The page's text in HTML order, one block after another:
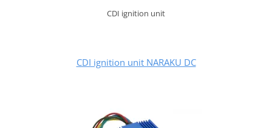
CDI ignition unit
CDI ignition unit NARAKU DC